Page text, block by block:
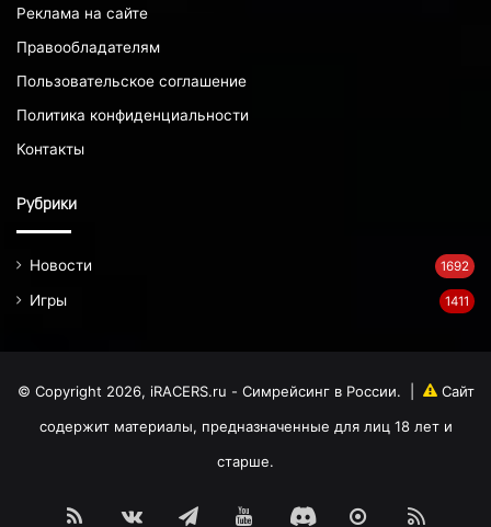
Реклама на сайте
Правообладателям
Пользовательское соглашение
Политика конфиденциальности
Контакты
Рубрики
Новости 1692
Игры 1411
© Copyright 2026, iRACERS.ru - Симрейсинг в России.
Сайт
содержит материалы, предназначенные для лиц 18 лет и
старше.
vk.com TelegramRuTubeDiscord MAX